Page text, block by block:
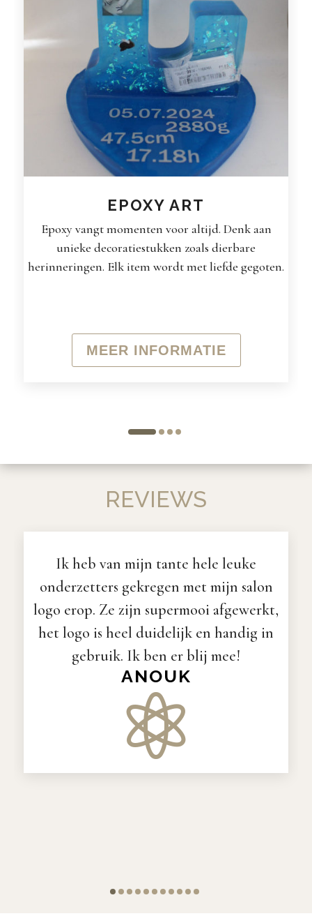
EPOXY ART
Epoxy vangt momenten voor altijd. Denk aan
unieke decoratiestukken zoals dierbare
herinneringen. Elk item wordt met liefde gegoten.
MEER INFORMATIE
REVIEWS

Ik heb van mijn tante hele leuke
onderzetters gekregen met mijn salon
logo erop. Ze zijn supermooi afgewerkt,
het logo is heel duidelijk en handig in
gebruik. Ik ben er blij mee!
ANOUK